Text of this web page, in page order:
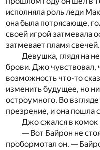
исполняла роль леди
она была потрясающе,
своей игрой затмевала
затмевает пламя свечей.
Девушка, глядя на
брови. Джо чувствовал,
возможность что-то
изменить будущее, но
остроумного. Во
презрение, и она пошла
Джо сжался в
— Вот Байрон не
пробормотал он. —